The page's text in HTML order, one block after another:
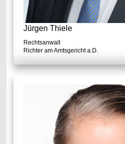
Jürgen Thiele
Rechtsanwalt
Richter am Amtsgericht a.D.